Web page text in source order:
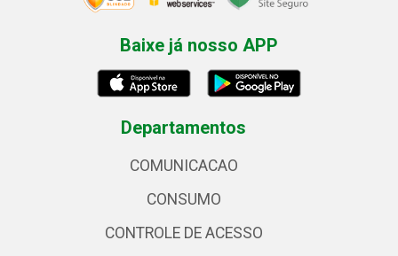
Baixe já nosso APP
Departamentos
COMUNICACAO
CONSUMO
CONTROLE DE ACESSO